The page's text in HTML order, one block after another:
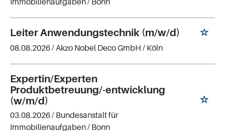
Leiter Anwendungstechnik (m/w/d)
08.08.2026 / Akzo Nobel Deco GmbH / Köln
Expertin/Experten
Produktbetreuung/-entwicklung
(w/m/d)
03.08.2026 / Bundesanstalt für
Immobilienaufgaben/ Bonn